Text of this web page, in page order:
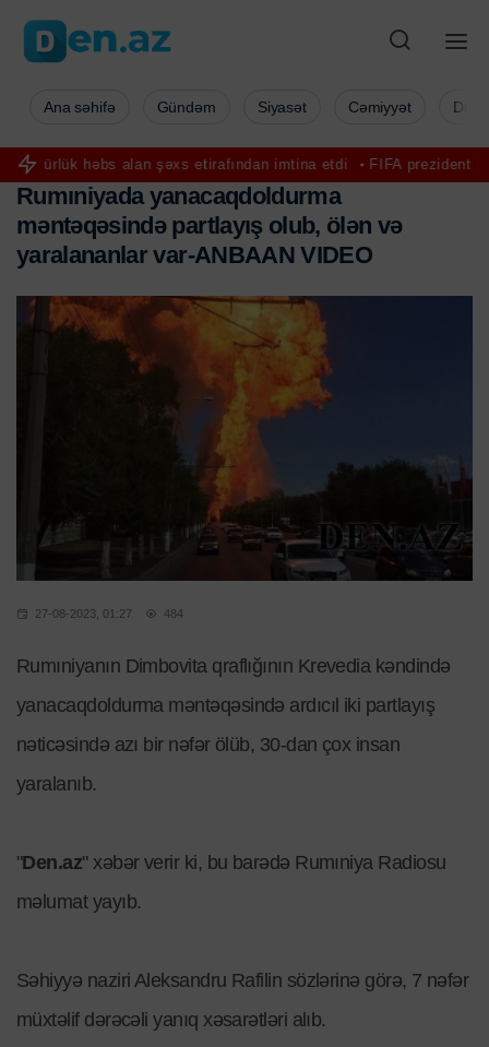
şəxs etirafından imtina etdi FIFA prezidentini sevgilisini
Ana səhifə Gündəm Siyasət Cəmiyyət
Rumıniyada yanacaqdoldurma
məntəqəsində partlayış olub, ölən və
yaralananlar var-ANBAAN VIDEO
27-08-2023, 01:27 484
Rumıniyanın Dimbovita qraflığının Krevedia kəndində
yanacaqdoldurma məntəqəsində ardıcıl iki partlayış
nəticəsində azı bir nəfər ölüb, 30-dan çox insan
yaralanıb.
"Den.az" xəbər verir ki, bu barədə Rumıniya Radiosu
məlumat yayıb.
Səhiyyə naziri Aleksandru Rafilin sözlərinə görə, 7 nəfər
müxtəlif dərəcəli yanıq xəsarətləri alıb.